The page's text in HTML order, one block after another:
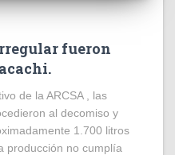
fueron
de la ARCSA , las
al decomiso y
1.700 litros
producción no cumplía